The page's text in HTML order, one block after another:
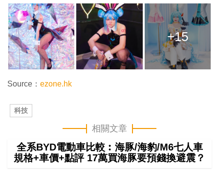
+15
Source： ezone.hk
科技
相關文章
全系BYD電動車比較︰海豚/海豹/M6七人車
規格+車價+點評 17萬買海豚要預錢換避震？